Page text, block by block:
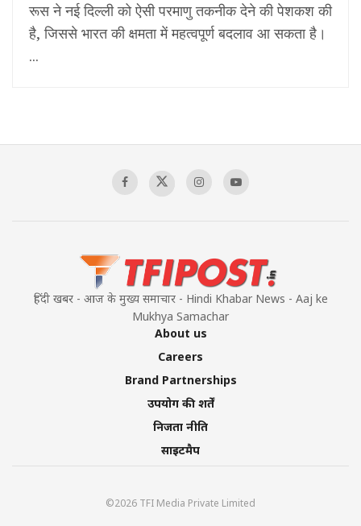
रूस ने नई दिल्ली को ऐसी परमाणु तकनीक देने की पेशकश की
है, जिससे भारत की क्षमता में महत्वपूर्ण बदलाव आ सकता है।
...
हिंदी खबर - आज के मुख्य समाचार - Hindi Khabar News - Aaj ke
Mukhya Samachar
About us
Careers
Brand Partnerships
उपयोग की शर्तें
निजता नीति
साइटमैप
©2026 TFI Media Private Limited